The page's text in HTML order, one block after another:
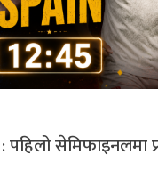
सेमिफाइनलमा